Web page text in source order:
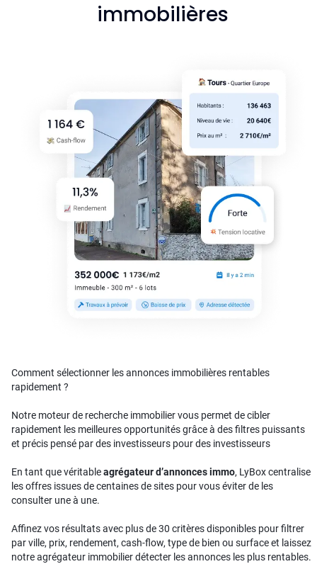
immobilières
Comment sélectionner les annonces immobilières rentables
rapidement ?
Notre moteur de recherche immobilier vous permet de cibler
rapidement les meilleures opportunités grâce à des filtres puissants
et précis pensé par des investisseurs pour des investisseurs
En tant que véritableagrégateur d’annonces immo, LyBox centralise
les offres issues de centaines de sites pour vous éviter de les
consulter une à une.
Affinez vos résultats avec plus de 30 critères disponibles pour filtrer
par ville, prix, rendement, cash-flow, type de bien ou surface et laissez
notre agrégateur immobilier détecter les annonces les plus rentables.